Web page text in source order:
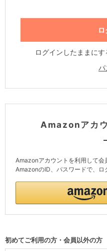
ログインしたままにす
パ
Amazonアカ
Amazonアカウントを利用して会
AmazonのID、パスワードで、ロ
初めてご利用の方・会員以外の方